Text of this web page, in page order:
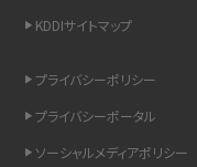
スマホのウィジェットとは？
リプライ機能とは？LINE、X（
インスタのDMの送り方は？
KDDIサイトマップ
プライバシーポリシー
プライバシーポータル
ソーシャルメディアポリシー